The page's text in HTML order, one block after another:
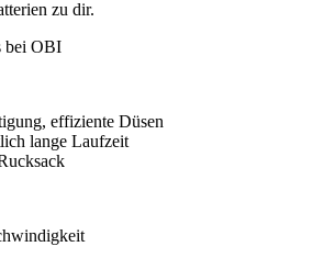
zu dir.
bei OBI
effiziente Düsen
lange Laufzeit